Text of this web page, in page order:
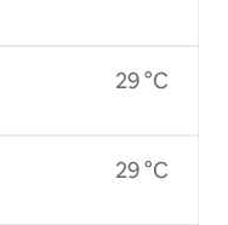
29 °C
29 °C